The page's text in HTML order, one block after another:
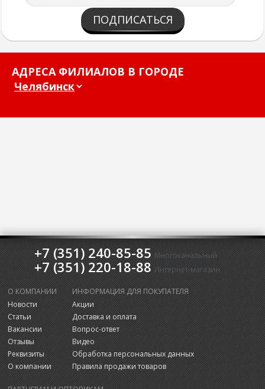
ПОДПИСАТЬСЯ
АДРЕСА ФИЛИАЛОВ В ГОРОДЕ
+7 (351) 240-85-85 Многоканальный
+7 (351) 220-18-88 Интернет-магазин
О КОМПАНИИ
Новости
Статьи
Вакансии
Отзывы
Реквизиты
О компании
ИНФОРМАЦИЯ ДЛЯ ПОКУПАТЕЛЯ
Акции
Доставка и оплата
Вопрос-ответ
Видео
Обработка персональных данных
Правила продажи товаров